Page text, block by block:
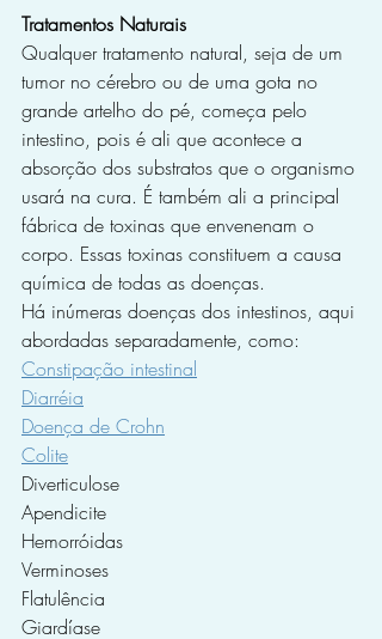
Tratamentos Naturais
Qualquer tratamento natural, seja de um
tumor no cérebro ou de uma gota no
grande artelho do pé, começa pelo
intestino, pois é ali que acontece a
absorção dos substratos que o organismo
usará na cura. É também ali a principal
fábrica de toxinas que envenenam o
corpo. Essas toxinas constituem a causa
química de todas as doenças.
Há inúmeras doenças dos intestinos, aqui
abordadas separadamente, como:
Constipação intestinal
Diarréia
Doença de Crohn
Colite
Diverticulose
Apendicite
Hemorróidas
Verminoses
Flatulência
Giardíase